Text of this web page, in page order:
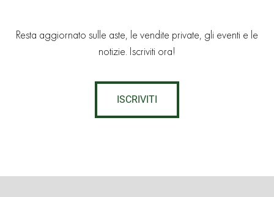
Resta aggiornato sulle aste, le vendite private, gli eventi e le
notizie. Iscriviti ora!
ISCRIVITI